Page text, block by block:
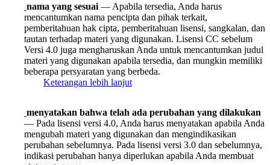
nama yang sesuai — Apabila tersedia, Anda harus
mencantumkan nama pencipta dan pihak terkait,
pemberitahuan hak cipta, pemberitahuan lisensi, sangkalan, dan
tautan terhadap materi yang digunakan. Lisensi CC sebelum
Versi 4.0 juga mengharuskan Anda untuk mencantumkan judul
materi yang digunakan apabila tersedia, dan mungkin memiliki
beberapa persyaratan yang berbeda.
Keterangan lebih lanjut
menyatakan bahwa telah ada perubahan yang dilakukan
— Pada lisensi versi 4.0, Anda harus menyatakan apabila Anda
mengubah materi yang digunakan dan mengindikasikan
perubahan sebelumnya. Pada lisensi versi 3.0 dan sebelumnya,
indikasi perubahan hanya diperlukan apabila Anda membuat